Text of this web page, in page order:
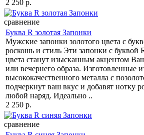
2 250 р.
сравнение
Буква R золотая Запонки
Мужские запонки золотого цвета с
роскошь и стиль Эти запонки с буквой
цвета станут изысканным акцентом
или вечернего образа. Изготовленные
высококачественного металла с
подчеркнут ваш вкус и добавят нотку
любой наряд. Идеально ..
2 250 р.
сравнение